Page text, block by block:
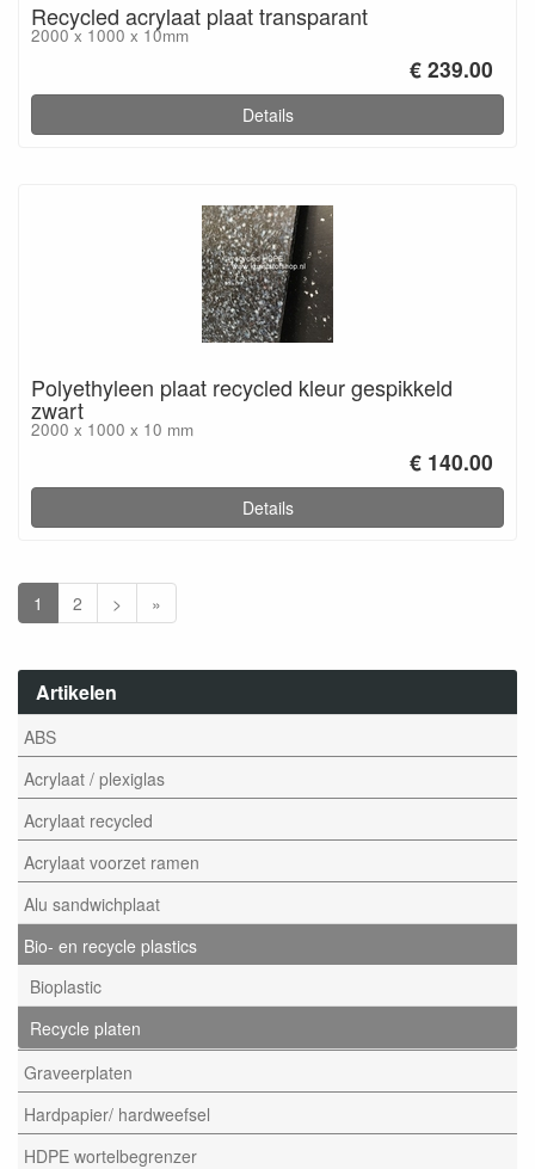
Artikelen
ABS
Acrylaat / plexiglas
Acrylaat recycled
Acrylaat voorzet ramen
Alu sandwichplaat
Bio- en recycle plastics
Bioplastic
Recycle platen
Graveerplaten
Hardpapier/ hardweefsel
HDPE wortelbegrenzer
Recycled acrylaat plaat transparant
2000 x 1000 x 10mm
€ 239.00
Details
Polyethyleen plaat recycled kleur gespikkeld
zwart
2000 x 1000 x 10 mm
€ 140.00
Details
1 2 > »